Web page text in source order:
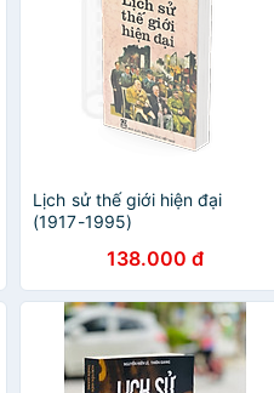
Lịch sử thế giới hiện đại
(1917-1995)
138.000 đ